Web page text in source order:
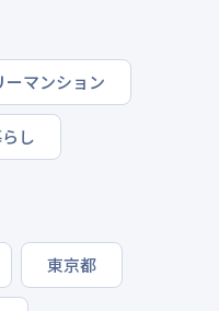
ーマンション
し
東京都